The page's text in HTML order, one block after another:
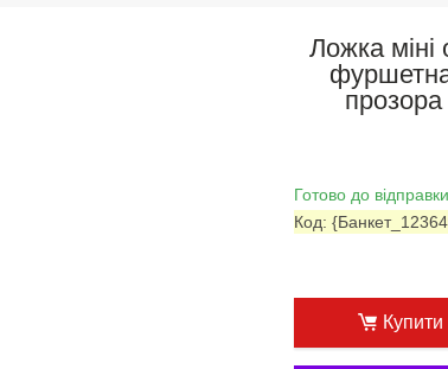
Ложка міні
Готово до відправки
Код:
Купити